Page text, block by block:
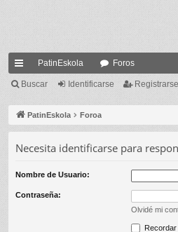
nl
ac
es
rá
PatinEskola Foros
Buscar Identificarse Registrarse
PatinEskola Foroa
Necesita identificarse para
Nombre de Usuario:
Contraseña:
Olvidé mi
Recordar